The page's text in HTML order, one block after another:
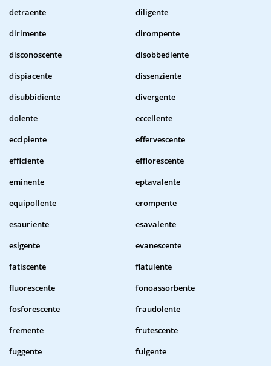
detraente
diligente
dirimente
dirompente
disconoscente
disobbediente
dispiacente
dissenziente
disubbidiente
divergente
dolente
eccellente
eccipiente
effervescente
efficiente
efflorescente
eminente
eptavalente
equipollente
erompente
esauriente
esavalente
esigente
evanescente
fatiscente
flatulente
fluorescente
fonoassorbente
fosforescente
fraudolente
fremente
frutescente
fuggente
fulgente